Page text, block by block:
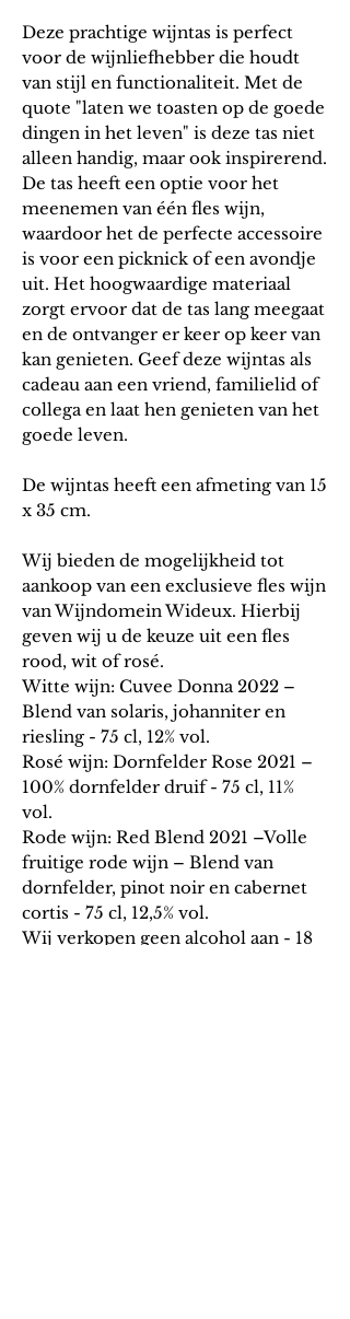
Deze prachtige wijntas is perfect
voor de wijnliefhebber die houdt
van stijl en functionaliteit. Met de
quote "laten we toasten op de goede
dingen in het leven" is deze tas niet
alleen handig, maar ook inspirerend.
De tas heeft een optie voor het
meenemen van één fles wijn,
waardoor het de perfecte accessoire
is voor een picknick of een avondje
uit. Het hoogwaardige materiaal
zorgt ervoor dat de tas lang meegaat
en de ontvanger er keer op keer van
kan genieten. Geef deze wijntas als
cadeau aan een vriend, familielid of
collega en laat hen genieten van het
goede leven.
De wijntas heeft een afmeting van 15
x 35 cm.
Wij bieden de mogelijkheid tot
aankoop van een exclusieve fles wijn
van Wijndomein Wideux. Hierbij
geven wij u de keuze uit een fles
rood, wit of rosé.
Witte wijn: Cuvee Donna 2022 –
Blend van solaris, johanniter en
riesling - 75 cl, 12% vol.
Rosé wijn: Dornfelder Rose 2021 –
100% dornfelder druif - 75 cl, 11%
vol.
Rode wijn: Red Blend 2021 –Volle
fruitige rode wijn – Blend van
dornfelder, pinot noir en cabernet
cortis - 75 cl, 12,5% vol.
Wij verkopen geen alcohol aan - 18